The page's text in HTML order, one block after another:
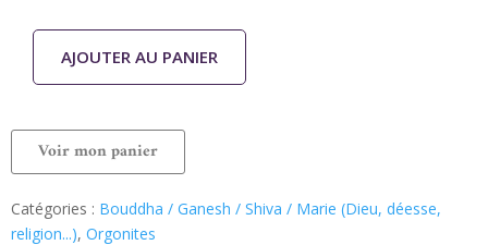
AJOUTER AU PANIER
Voir mon panier
Catégories : Bouddha / Ganesh / Shiva / Marie (Dieu, déesse,
religion...), Orgonites